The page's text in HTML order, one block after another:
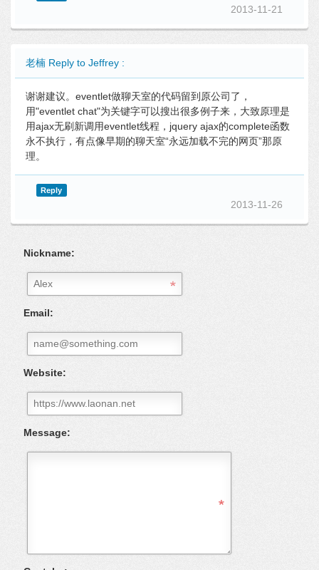
2013-11-21
老楠 Reply to Jeffrey :
谢谢建议。eventlet做聊天室的代码留到原公司了，
用"eventlet chat"为关键字可以搜出很多例子来，大致原理是
用ajax无刷新调用eventlet线程，jquery ajax的complete函数
永不执行，有点像早期的聊天室“永远加载不完的网页”那原
理。
Reply
2013-11-26
Nickname:
Email:
Website:
Message: